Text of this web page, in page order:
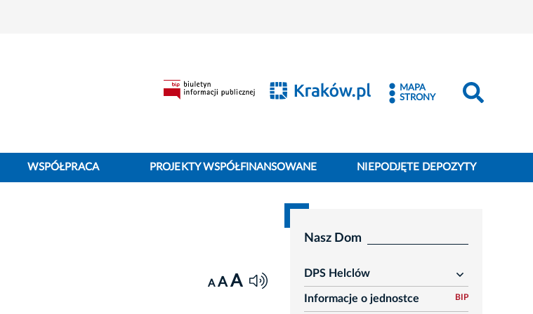
MAPA
STRONY
WSPÓŁPRACA PROJEKTY WSPÓŁFINANSOWANE NIEPODJĘTE DEPOZYTY
A A A
Nasz Dom
DPS Helclów
rozwiń
Informacje o jednostce
BIP